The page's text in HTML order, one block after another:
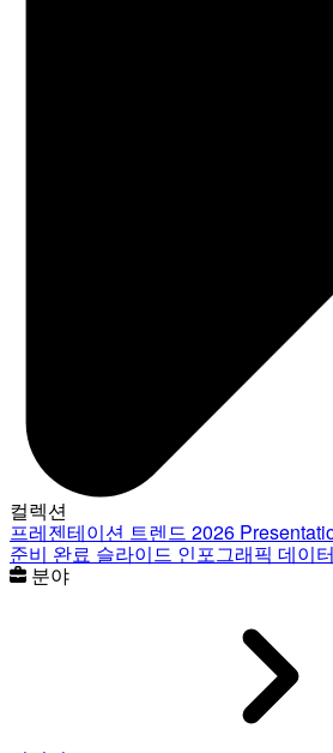
컬렉션
프레젠테이션 트렌드 2026
준비 완료 슬라이드 인포그래픽 데이
분야